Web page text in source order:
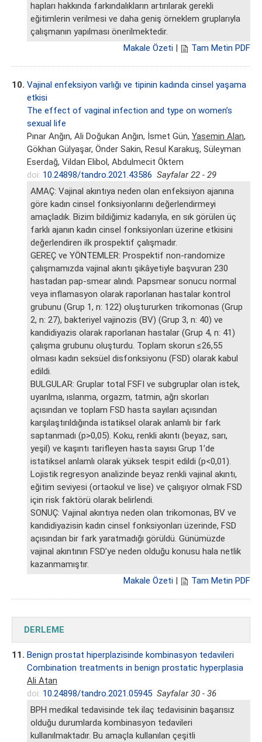
hapları hakkında farkındalıkların artırılarak gerekli
eğitimlerin verilmesi ve daha geniş örneklem gruplarıyla
çalışmanın yapılması önerilmektedir.
Makale Özeti
Tam Metin PDF
10. Vajinal enfeksiyon varlığı ve tipinin kadında cinsel yaşama
etkisi
The effect of vaginal infection and type on women’s
sexual life
Pınar Anğın, Ali Doğukan Anğın, İsmet Gün, Yasemin Alan,
Gökhan Gülyaşar, Önder Sakin, Resul Karakuş, Süleyman
Eserdağ, Vildan Elibol, Abdulmecit Öktem
doi: 10.24898/tandro.2021.43586 Sayfalar 22 - 29
AMAÇ: Vajinal akıntıya neden olan enfeksiyon ajanına
göre kadın cinsel fonksiyonlarını değerlendirmeyi
amaçladık. Bizim bildiğimiz kadarıyla, en sık görülen üç
farklı ajanın kadın cinsel fonksiyonları üzerine etkisini
değerlendiren ilk prospektif çalışmadır.
GEREÇ ve YÖNTEMLER: Prospektif non-randomize
çalışmamızda vajinal akıntı şikâyetiyle başvuran 230
hastadan pap-smear alındı. Papsmear sonucu normal
veya inflamasyon olarak raporlanan hastalar kontrol
grubunu (Grup 1, n: 122) oluştururken trikomonas (Grup
2, n: 27), bakteriyel vajinozis (BV) (Grup 3, n: 40) ve
kandidiyazis olarak raporlanan hastalar (Grup 4, n: 41)
çalışma grubunu oluşturdu. Toplam skorun ≤26,55
olması kadın seksüel disfonksiyonu (FSD) olarak kabul
edildi.
BULGULAR: Gruplar total FSFI ve subgruplar olan istek,
uyarılma, ıslanma, orgazm, tatmin, ağrı skorları
açısından ve toplam FSD hasta sayıları açısından
karşılaştırıldığında istatiksel olarak anlamlı bir fark
saptanmadı (p>0,05). Koku, renkli akıntı (beyaz, sarı,
yeşil) ve kaşıntı tarifleyen hasta sayısı Grup 1’de
istatiksel anlamlı olarak yüksek tespit edildi (p<0,01).
Lojistik regresyon analizinde beyaz renkli vajinal akıntı,
eğitim seviyesi (ortaokul ve lise) ve çalışıyor olmak FSD
için risk faktörü olarak belirlendi.
SONUÇ: Vajinal akıntıya neden olan trikomonas, BV ve
kandidiyazisin kadın cinsel fonksiyonları üzerinde, FSD
açısından bir fark yaratmadığı görüldü. Günümüzde
vajinal akıntının FSD’ye neden olduğu konusu hala netlik
kazanmamıştır.
Makale Özeti
Tam Metin PDF
DERLEME
11. Benign prostat hiperplazisinde kombinasyon tedavileri
Combination treatments in benign prostatic hyperplasia
Ali Atan
doi: 10.24898/tandro.2021.05945 Sayfalar 30 - 36
BPH medikal tedavisinde tek ilaç tedavisinin başarısız
olduğu durumlarda kombinasyon tedavileri
kullanılmaktadır. Bu amaçla kullanılan çeşitli